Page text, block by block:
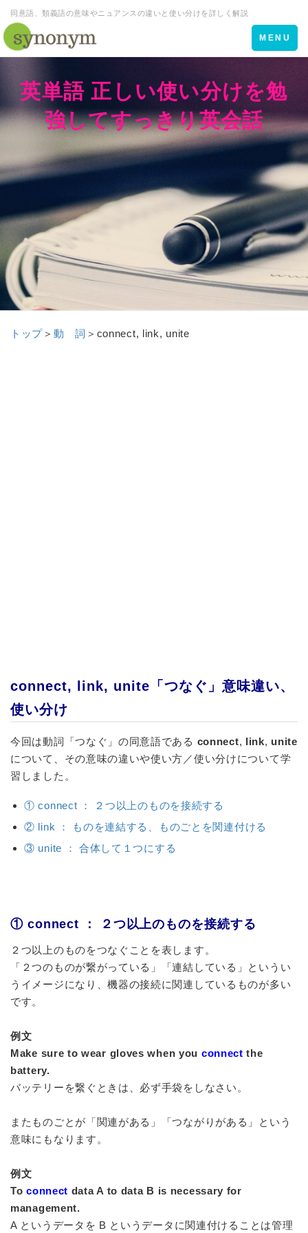
同意語、類義語の意味やニュアンスの違いと使い分けを詳しく解説
Toggle
navigation
MENU
英単語 正しい使い分けを勉
強してすっきり英会話
トップ＞ 動 詞 ＞ connect, link, unite
connect, link, unite「つなぐ」意味違い、
使い分け
今回は動詞「つなぐ」の同意語である connect, link, unite
について、その意味の違いや使い方／使い分けについて学
習しました。
① connect ： ２つ以上のものを接続する
② link ： ものを連結する、ものごとを関連付ける
③ unite ： 合体して１つにする
① connect ： ２つ以上のものを接続する
２つ以上のものをつなぐことを表します。
「２つのものが繋がっている」「連結している」というい
うイメージになり、機器の接続に関連しているものが多い
です。
例文
Make sure to wear gloves when you connect the
battery.
バッテリーを繋ぐときは、必ず手袋をしなさい。
またものごとが「関連がある」「つながりがある」という
意味にもなります。
例文
Toconnect data A to data B is necessary for
management.
A というデータを B というデータに関連付けることは管理